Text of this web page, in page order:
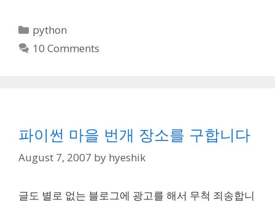
Categories
python
10 Comments
파이썬 마을 번개 장소를 구합니다
August 7, 2007 by hyeshik
글도 별로 없는 블로그에 광고를 해서 무척 죄송합니